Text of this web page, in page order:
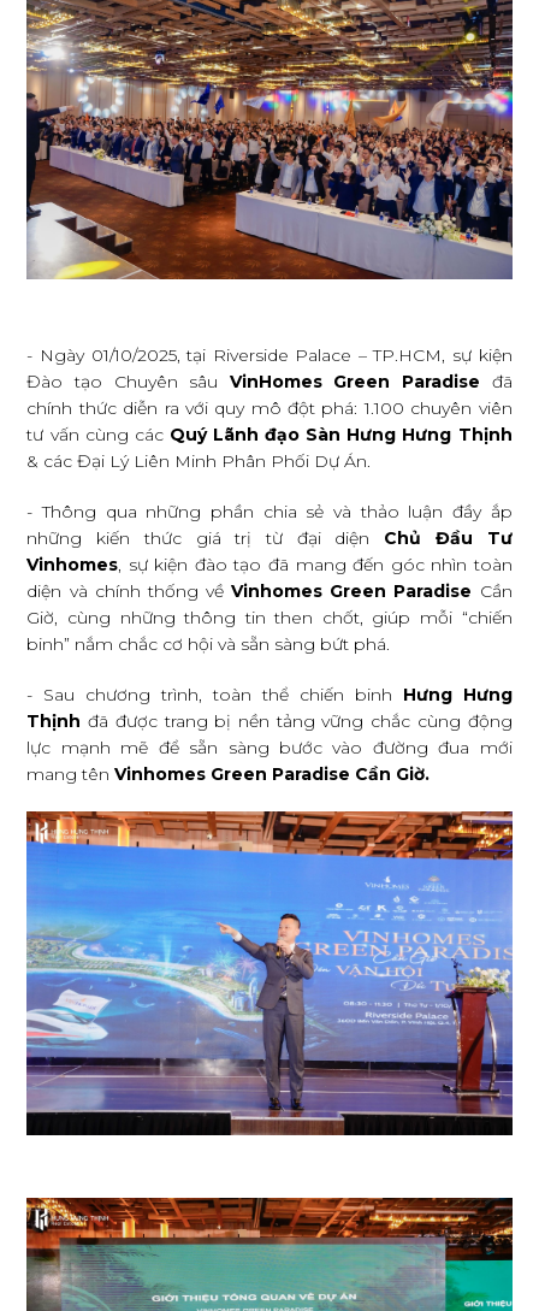
- Ngày 01/10/2025, tại Riverside Palace – TP.HCM, sự kiện
Đào tạo Chuyên sâu VinHomes Green Paradise đã
chính thức diễn ra với quy mô đột phá: 1.100 chuyên viên
tư vấn cùng các Quý Lãnh đạo Sàn Hưng Hưng Thịnh
& các Đại Lý Liên Minh Phân Phối Dự Án.
- Thông qua những phần chia sẻ và thảo luận đầy ắp
những kiến thức giá trị từ đại diện Chủ Đầu Tư
Vinhomes, sự kiện đào tạo đã mang đến góc nhìn toàn
diện và chính thống vềVinhomes Green Paradise Cần
Giờ, cùng những thông tin then chốt, giúp mỗi “chiến
binh” nắm chắc cơ hội và sẵn sàng bứt phá.
- Sau chương trình, toàn thể chiến binh Hưng Hưng
Thịnhđã được trang bị nền tảng vững chắc cùng động
lực mạnh mẽ để sẵn sàng bước vào đường đua mới
mang tênVinhomes Green Paradise Cần Giờ.